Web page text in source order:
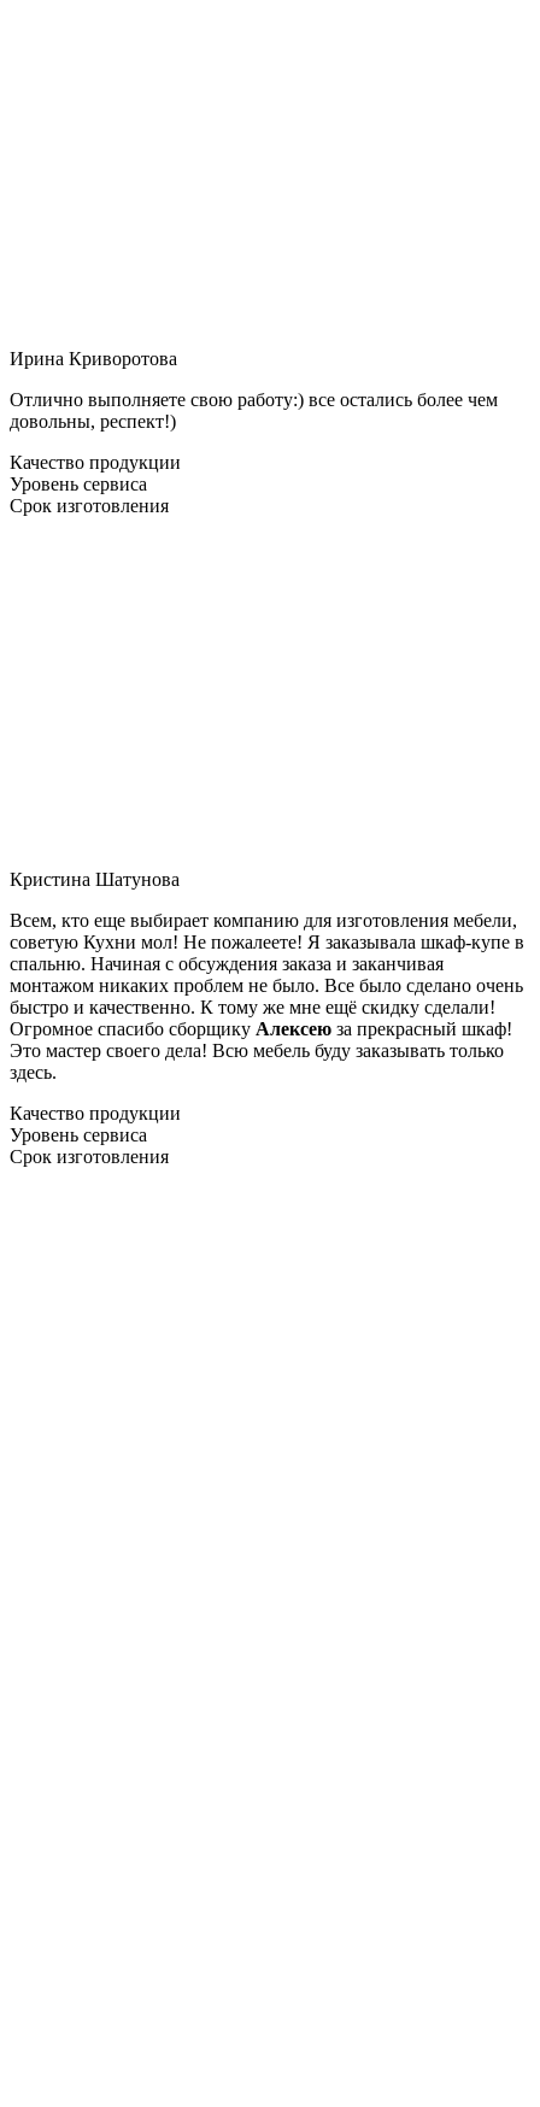
Ирина Криворотова
Отлично выполняете свою работу:) все остались более чем
довольны, респект!)
Качество продукции
Уровень сервиса
Срок изготовления
Кристина Шатунова
Всем, кто еще выбирает компанию для изготовления мебели,
советую Кухни мол! Не пожалеете! Я заказывала шкаф-купе в
спальню. Начиная с обсуждения заказа и заканчивая
монтажом никаких проблем не было. Все было сделано очень
быстро и качественно. К тому же мне ещё скидку сделали!
Огромное спасибо сборщику Алексею за прекрасный шкаф!
Это мастер своего дела! Всю мебель буду заказывать только
здесь.
Качество продукции
Уровень сервиса
Срок изготовления